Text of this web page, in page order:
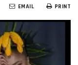
PRINT
EMAIL